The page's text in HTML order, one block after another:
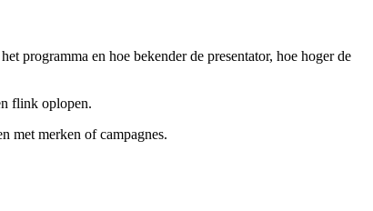
programma en hoe bekender de presentator, hoe hoger de
flink oplopen.
met merken of campagnes.